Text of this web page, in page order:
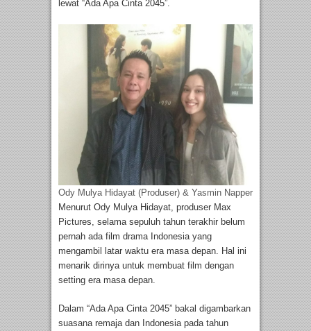
lewat “Ada Apa Cinta 2045”.
Ody Mulya Hidayat (Produser) & Yasmin Napper
Menurut Ody Mulya Hidayat, produser Max
Pictures, selama sepuluh tahun terakhir belum
pernah ada film drama Indonesia yang
mengambil latar waktu era masa depan. Hal ini
menarik dirinya untuk membuat film dengan
setting era masa depan.
Dalam “Ada Apa Cinta 2045” bakal digambarkan
suasana remaja dan Indonesia pada tahun